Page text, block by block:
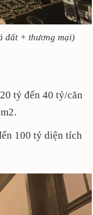
đất + thương mại)
tỷ đến 40 tỷ/căn
100 tỷ diện tích